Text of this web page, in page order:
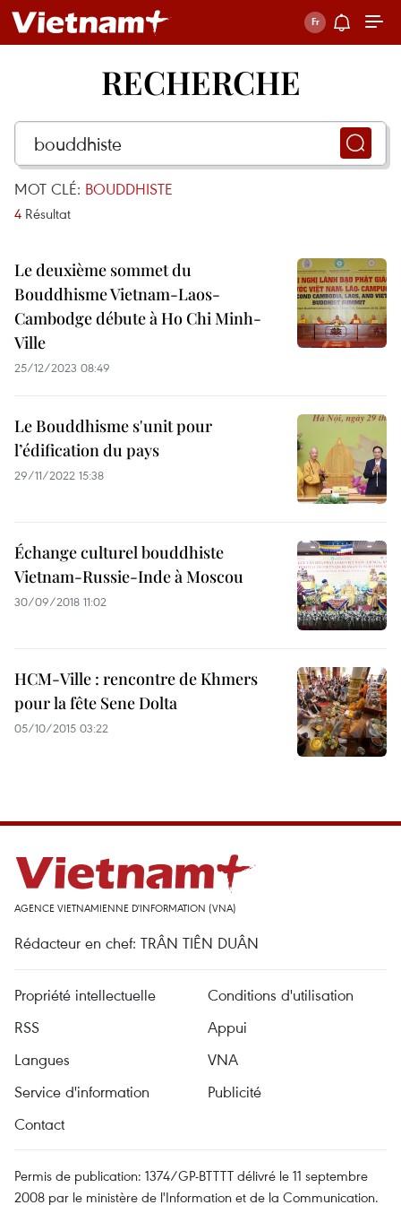
RECHERCHE
MOT CLÉ: BOUDDHISTE
4 Résultat
Le deuxième sommet du
Bouddhisme Vietnam-Laos-
Cambodge débute à Ho Chi Minh-
Ville
25/12/2023 08:49
Le Bouddhisme s'unit pour
l’édification du pays
29/11/2022 15:38
Échange culturel bouddhiste
Vietnam-Russie-Inde à Moscou
30/09/2018 11:02
HCM-Ville : rencontre de Khmers
pour la fête Sene Dolta
05/10/2015 03:22
AGENCE VIETNAMIENNE D'INFORMATION (VNA)
Rédacteur en chef: TRÂN TIÊN DUÂN
Propriété intellectuelle
Conditions d'utilisation
RSS
Appui
Langues
VNA
Service d'information
Publicité
Contact
Permis de publication: 1374/GP-BTTTT délivré le 11 septembre
2008 par le ministère de l'Information et de la Communication.